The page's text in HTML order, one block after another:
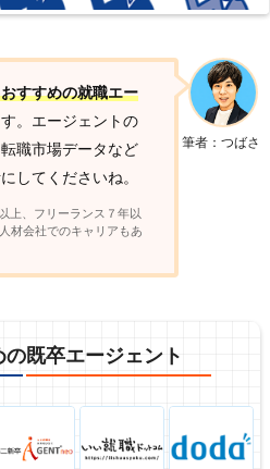
筆者：つばさ
すすめの就職エー
。エージェントの
職市場データなど
してくださいね。
上、フリーランス７年以
材会社でのキャリアもあ
既卒エージェント